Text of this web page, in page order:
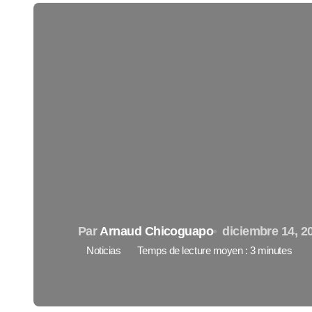
Par Arnaud Chicoguapo diciembre 14,
Noticias Temps de lecture moyen : 3 minutes